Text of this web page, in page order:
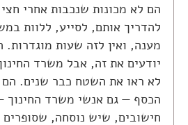
הם לא מכונות שנכבות אחרי חצי
להדריך אותם, לסייע, ללוות
מענה, ואין לזה שעות
יודעים את זה, אבל משרד
לא ראו את השטח כבר שנים. הם
הכסף — גם אנשי משרד החינוך
חישובים, שיש נוסחה, שסופרים